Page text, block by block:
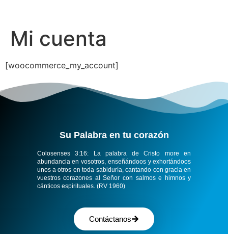
Mi cuenta
[woocommerce_my_account]
Su Palabra en tu corazón​
Colosenses 3:16:
La palabra de Cristo more en
abundancia en vosotros, enseñándoos y exhortándoos
unos a otros en toda sabiduría, cantando con gracia en
vuestros corazones al Señor con salmos e himnos y
cánticos espirituales. (RV 1960)
Contáctanos